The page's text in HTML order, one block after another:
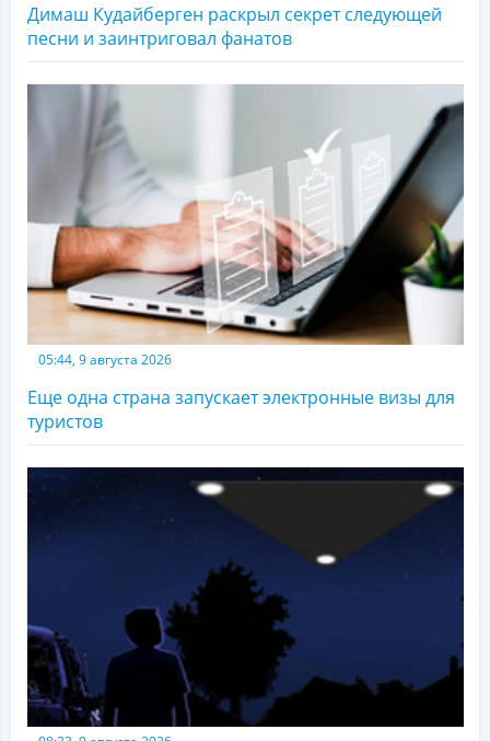
Димаш Кудайберген раскрыл секрет следующей
песни и заинтриговал фанатов
05:44, 9 августа 2026
Еще одна страна запускает электронные визы для
туристов